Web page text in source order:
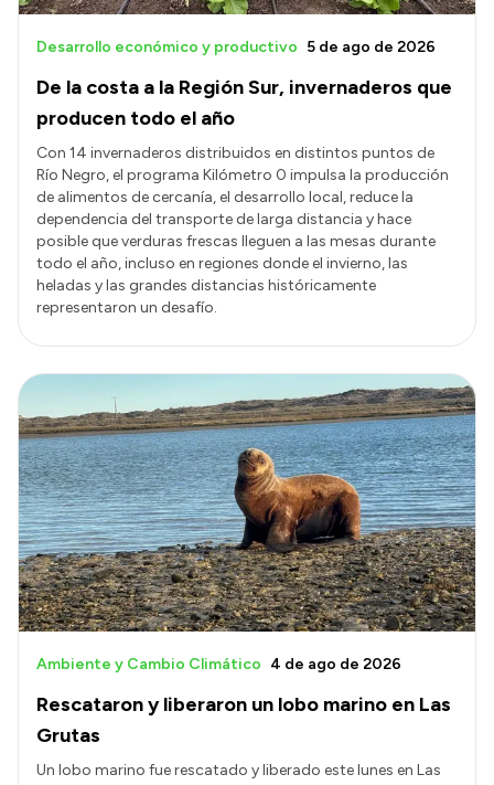
De la costa a la Región Sur, invernaderos que
producen todo el año
Desarrollo económico y productivo 5 de ago de 2026
Con 14 invernaderos distribuidos en distintos puntos de
Río Negro, el programa Kilómetro 0 impulsa la producción
de alimentos de cercanía, el desarrollo local, reduce la
dependencia del transporte de larga distancia y hace
posible que verduras frescas lleguen a las mesas durante
todo el año, incluso en regiones donde el invierno, las
heladas y las grandes distancias históricamente
representaron un desafío.
Rescataron y liberaron un lobo marino en Las
Grutas
Ambiente y Cambio Climático 4 de ago de 2026
Un lobo marino fue rescatado y liberado este lunes en Las